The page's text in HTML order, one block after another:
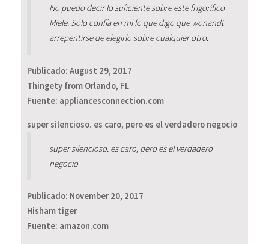
No puedo decir lo suficiente sobre este frigorífico
Miele. Sólo confía en mí lo que digo que wonandt
arrepentirse de elegirlo sobre cualquier otro.
Publicado: August 29, 2017
Thingety from Orlando, FL
Fuente: appliancesconnection.com
super silencioso. es caro, pero es el verdadero negocio
super silencioso. es caro, pero es el verdadero
negocio
Publicado: November 20, 2017
Hisham tiger
Fuente: amazon.com